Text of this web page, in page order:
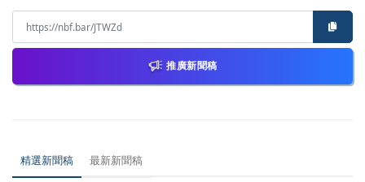
推廣新聞稿
精選新聞稿 最新新聞稿